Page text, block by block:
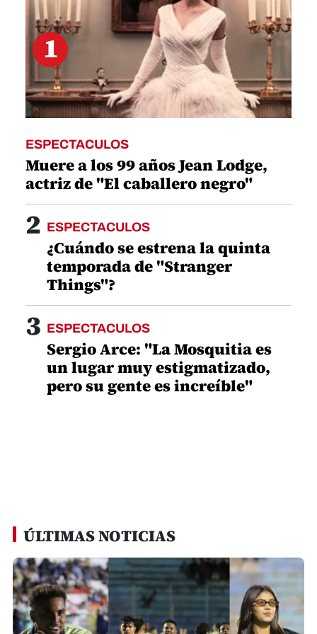
1
ESPECTACULOS
Muere a los 99 años Jean Lodge,
actriz de "El caballero negro"
2 ESPECTACULOS
¿Cuándo se estrena la quinta
temporada de "Stranger
Things"?
3 ESPECTACULOS
Sergio Arce: "La Mosquitia es
un lugar muy estigmatizado,
pero su gente es increíble"
ÚLTIMAS NOTICIAS